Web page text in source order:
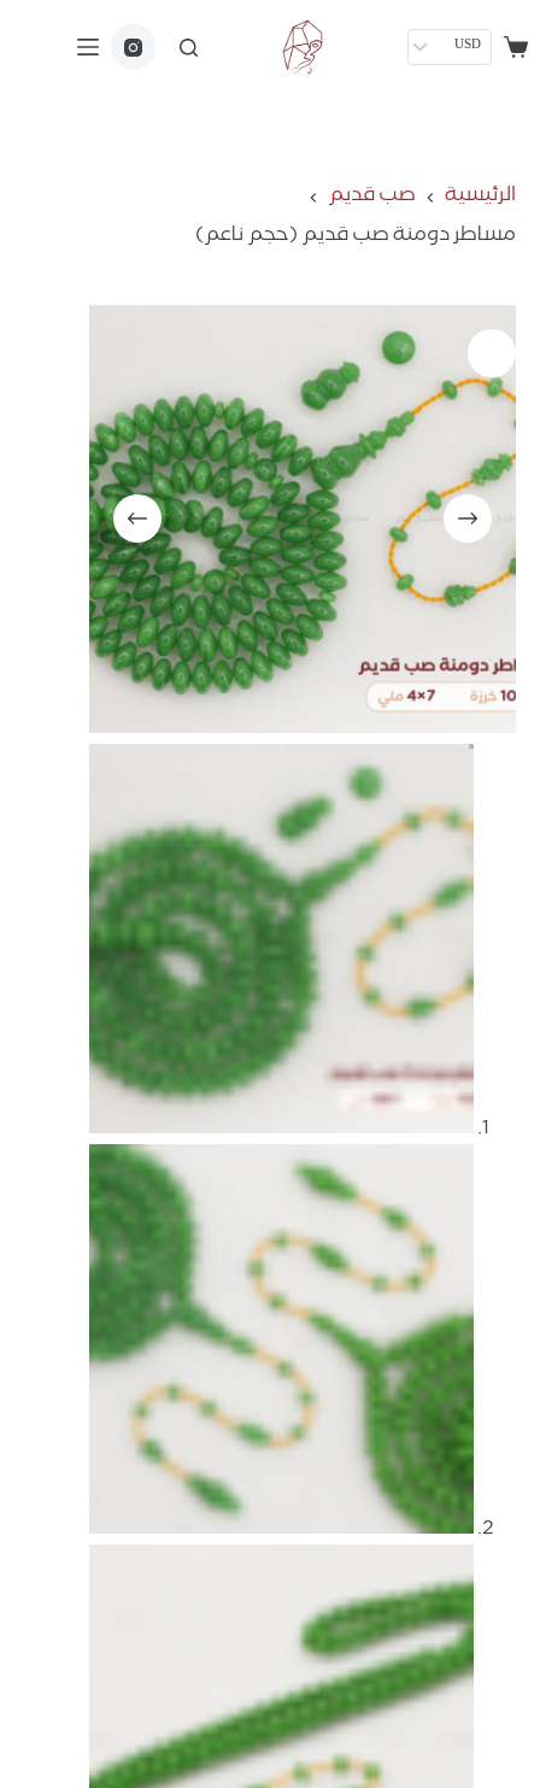
USD
الرئيسية
صب قديم
مساطر دومنة صب قديم (حجم ناعم)